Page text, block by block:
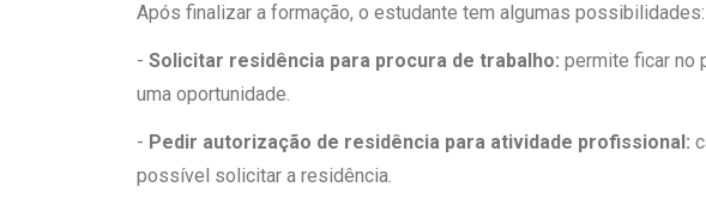
Após finalizar a formação, o estudante tem algumas possibilidades:
- Solicitar residência para procura de trabalho: permite ficar no
uma oportunidade.
- Pedir autorização de residência para atividade profissional:
possível solicitar a residência.